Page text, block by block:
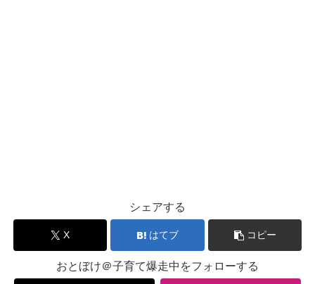
シェアする
X はてブ コピー
おとぼけ＠子育て爆走中をフォローする